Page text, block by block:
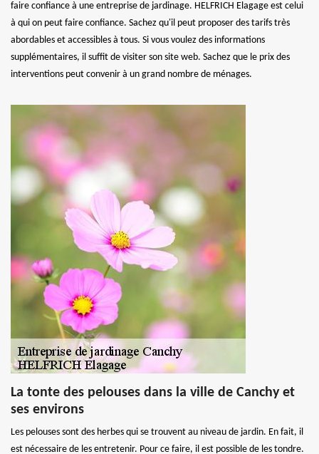
faire confiance à une entreprise de jardinage. HELFRICH Elagage est celui
à qui on peut faire confiance. Sachez qu'il peut proposer des tarifs très
abordables et accessibles à tous. Si vous voulez des informations
supplémentaires, il suffit de visiter son site web. Sachez que le prix des
interventions peut convenir à un grand nombre de ménages.
La tonte des pelouses dans la ville de Canchy et
ses environs
Les pelouses sont des herbes qui se trouvent au niveau de jardin. En fait, il
est nécessaire de les entretenir. Pour ce faire, il est possible de les tondre.